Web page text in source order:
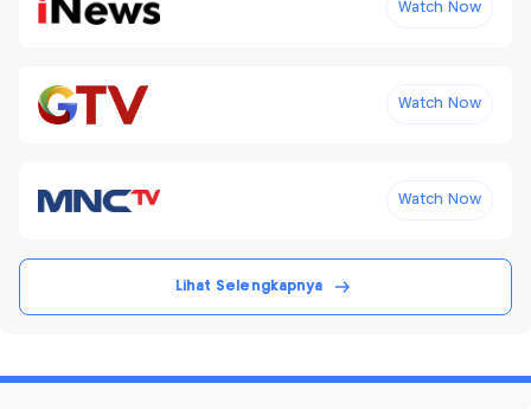
Watch Now
Watch Now
Watch Now
Lihat Selengkapnya